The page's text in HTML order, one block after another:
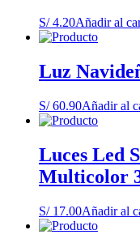
S/4.20Añadir al
Luz
S/60.90Añadir al
Luces Led
Multicolor
S/17.00Añadir al